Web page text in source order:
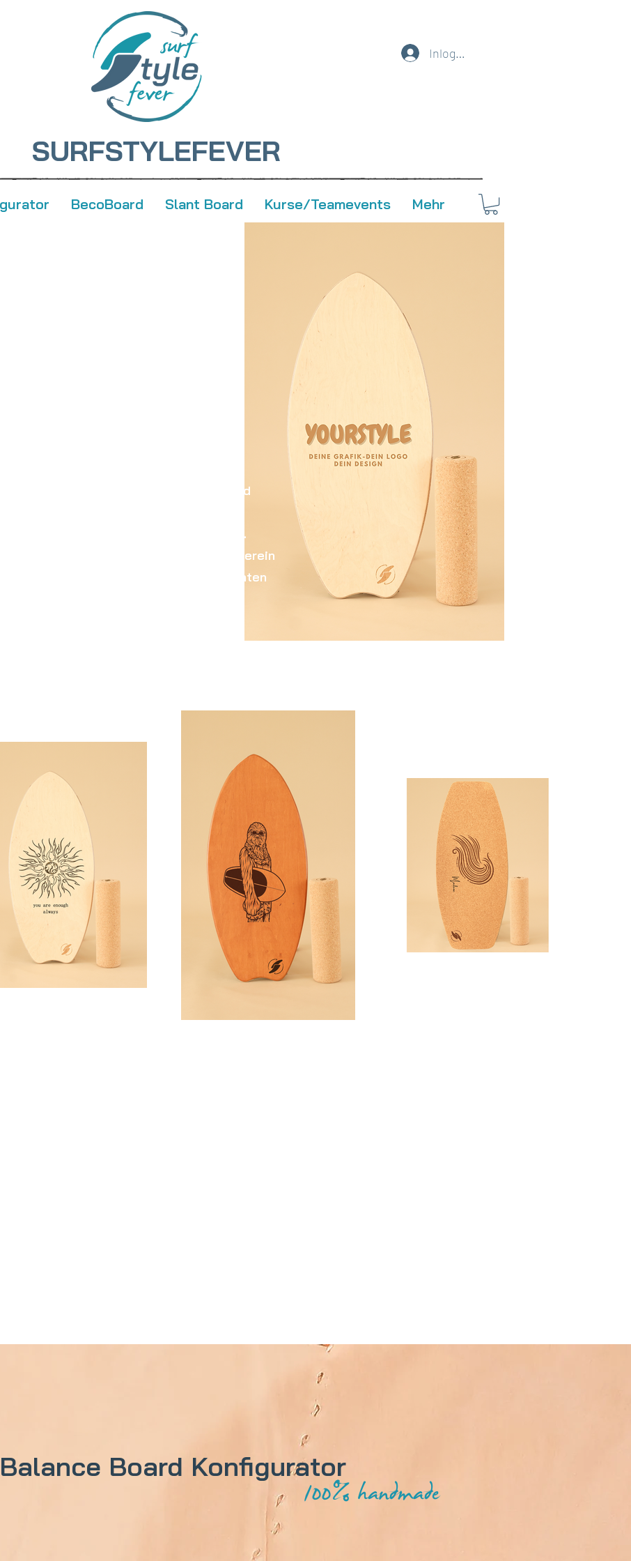
Inloggen
SURFSTYLEFEVER
BecoBoard Slant Board Kurse/Teamevents Mehr
ihr nun noch individueller euer Board
nach deinen Vorstellungen gestalten.
als Hochzeitsgeschenk, für den Sportverein
– wir machen jedes Board zu einem echten
Balance Board Konfigurator
100% handmade